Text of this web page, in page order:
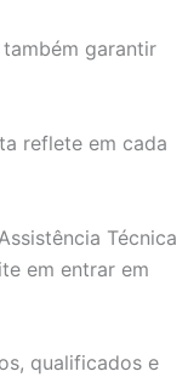
garantir
reflete em cada
Técnica
em entrar em
qualificados e